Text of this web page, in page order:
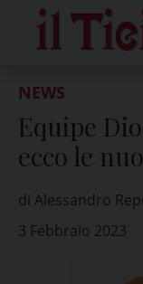
content
NEWS
Equipe
ecco le
di Alessandro
3 Febbraio 2023